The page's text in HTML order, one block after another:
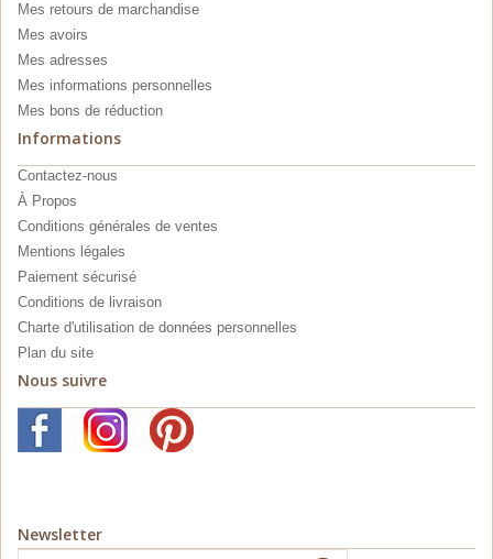
Mes retours de marchandise
Mes avoirs
Mes adresses
Mes informations personnelles
Mes bons de réduction
Informations
Contactez-nous
À Propos
Conditions générales de ventes
Mentions légales
Paiement sécurisé
Conditions de livraison
Charte d'utilisation de données personnelles
Plan du site
Nous suivre
Newsletter